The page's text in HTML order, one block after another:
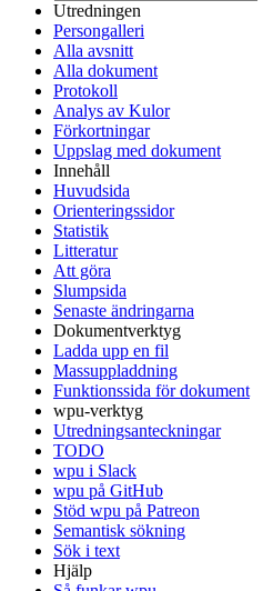
Utredningen
Persongalleri
Alla avsnitt
Alla dokument
Protokoll
Analys av Kulor
Förkortningar
Uppslag med dokument
Innehåll
Huvudsida
Orienteringssidor
Statistik
Litteratur
Att göra
Slumpsida
Senaste ändringarna
Dokumentverktyg
Ladda upp en fil
Massuppladdning
Funktionssida för dokument
wpu-verktyg
Utredningsanteckningar
TODO
wpu i Slack
wpu på GitHub
Stöd wpu på Patreon
Semantisk sökning
Sök i text
Hjälp